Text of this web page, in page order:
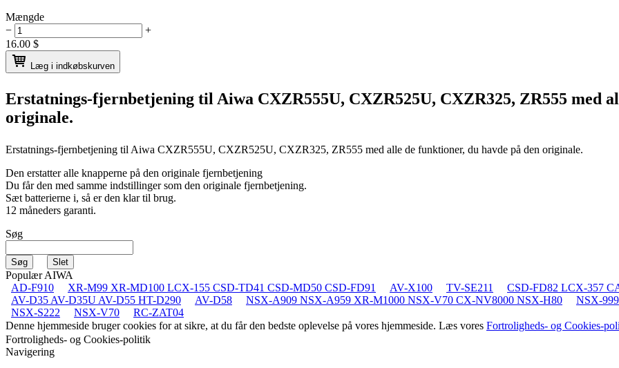
Mængde
−
+
16.00 $
Læg i indkøbskurven
Erstatnings-fjernbetjening til Aiwa CXZR555U, CXZR525U, CXZR325, ZR555 med
originale.
Erstatnings-fjernbetjening til Aiwa CXZR555U, CXZR525U, CXZR325, ZR555 med alle de funktioner, du havde på den originale.
Den erstatter alle knapperne på den originale fjernbetjening
Du får den med samme indstillinger som den originale fjernbetjening.
Sæt batterierne i, så er den klar til brug.
12 måneders garanti.
Søg
Populær AIWA
AD-F910
XR-M99 XR-MD100 LCX-155 CSD-TD41 CSD-MD50 CSD-FD91 AV-X100 TV-SE211 CSD-FD82 LCX-357
AV-D35 AV-D35U AV-D55 HT-D290
AV-D58 NSX-A909 NSX-A959 XR-M1000 NSX-V70 CX-NV8000 NSX-H80 NSX-999
NSX-S222
NSX-V70
RC-ZAT04
Denne hjemmeside bruger cookies for at sikre, at du får den bedste oplevelse på vores hjemmeside. Læs vores Fortroligheds- og Cookies-
Fortroligheds- og Cookies-politik
Navigering